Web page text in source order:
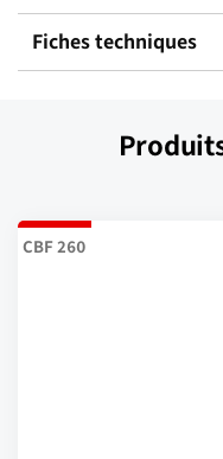
Fiches techniques
CBF 260